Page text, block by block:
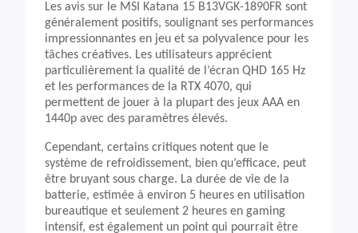
Les avis sur le MSI Katana 15 B13VGK-1890FR sont
généralement positifs, soulignant ses performances
impressionnantes en jeu et sa polyvalence pour les
tâches créatives. Les utilisateurs apprécient
particulièrement la qualité de l’écran QHD 165 Hz
et les performances de la RTX 4070, qui
permettent de jouer à la plupart des jeux AAA en
1440p avec des paramètres élevés.
Cependant, certains critiques notent que le
système de refroidissement, bien qu’efficace, peut
être bruyant sous charge. La durée de vie de la
batterie, estimée à environ 5 heures en utilisation
bureautique et seulement 2 heures en gaming
intensif, est également un point qui pourrait être